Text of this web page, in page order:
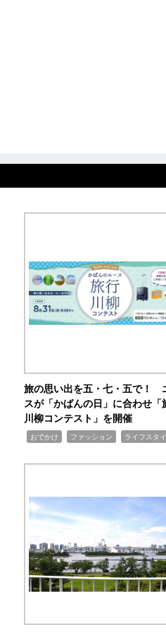
旅の思い出を五・七・五で！
スが「かばんの日」に合わせ「
川柳コンテスト」を開催
おでかけ ファッション ライフスタ